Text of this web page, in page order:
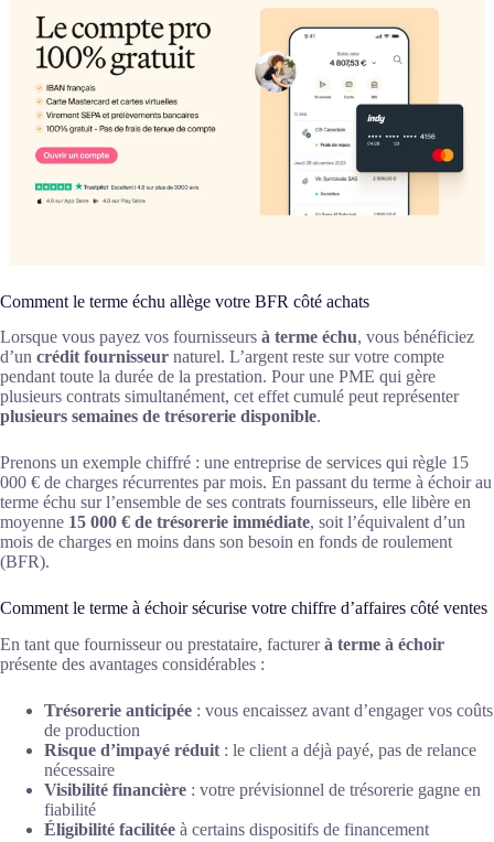
Comment le terme échu allège votre BFR côté achats
Lorsque vous payez vos fournisseurs à terme échu, vous bénéficiez
d’un crédit fournisseur naturel. L’argent reste sur votre compte
pendant toute la durée de la prestation. Pour une PME qui gère
plusieurs contrats simultanément, cet effet cumulé peut représenter
plusieurs semaines de trésorerie disponible.
Prenons un exemple chiffré : une entreprise de services qui règle 15
000 € de charges récurrentes par mois. En passant du terme à échoir au
terme échu sur l’ensemble de ses contrats fournisseurs, elle libère en
moyenne 15 000 € de trésorerie immédiate, soit l’équivalent d’un
mois de charges en moins dans son besoin en fonds de roulement
(BFR).
Comment le terme à échoir sécurise votre chiffre d’affaires côté ventes
En tant que fournisseur ou prestataire, facturerà terme à échoir
présente des avantages considérables :
Trésorerie anticipée : vous encaissez avant d’engager vos coûts
de production
Risque d’impayé réduit : le client a déjà payé, pas de relance
nécessaire
Visibilité financière : votre prévisionnel de trésorerie gagne en
fiabilité
Éligibilité facilitée à certains dispositifs de financement